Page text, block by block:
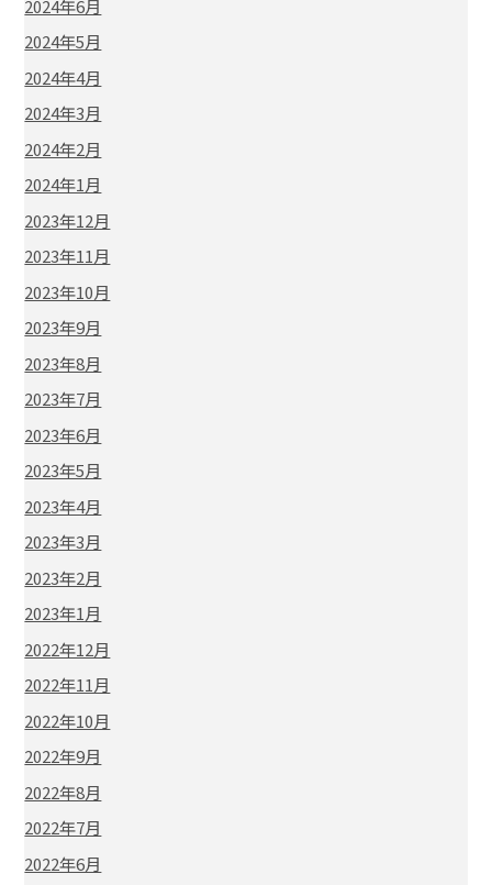
2024年6月
2024年5月
2024年4月
2024年3月
2024年2月
2024年1月
2023年12月
2023年11月
2023年10月
2023年9月
2023年8月
2023年7月
2023年6月
2023年5月
2023年4月
2023年3月
2023年2月
2023年1月
2022年12月
2022年11月
2022年10月
2022年9月
2022年8月
2022年7月
2022年6月